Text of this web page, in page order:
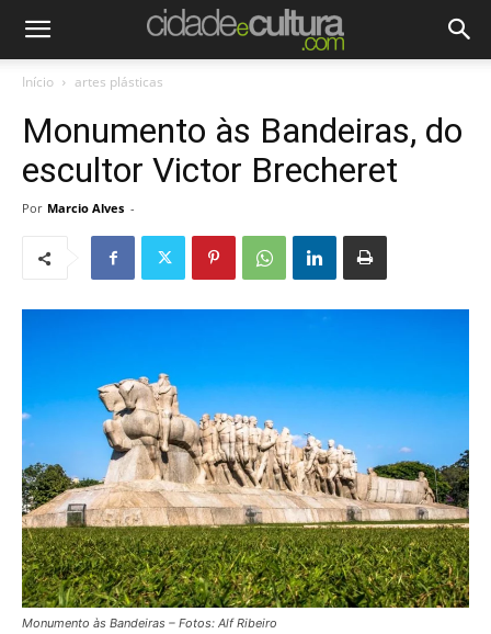
Início artes plásticas
Monumento às Bandeiras, do
escultor Victor Brecheret
Por Marcio Alves -
Monumento às Bandeiras – Fotos: Alf Ribeiro